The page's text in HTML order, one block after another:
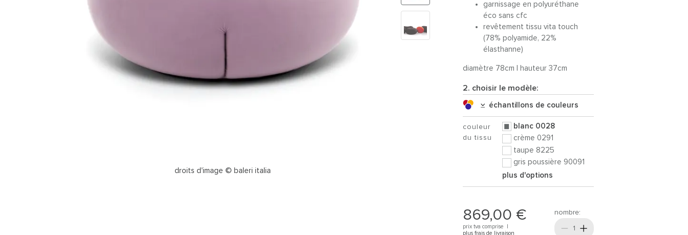
droits d'image © baleri italia
garnissage en polyuréthane
éco sans cfc
revêtement tissu vita touch
(78% polyamide, 22%
élasthanne)
diamètre 78cm | hauteur 37cm
2. choisir le modèle:
échantillons de couleurs
couleur
du tissu
blanc 0028
crème 0291
taupe 8225
gris poussière 90091
plus d'options
869,00 €
prix tva comprise |
plus frais de livraison
nombre: